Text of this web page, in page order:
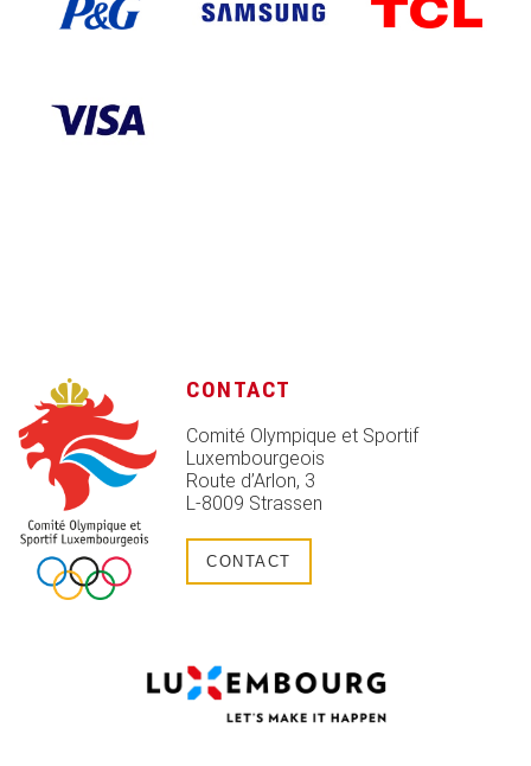
CONTACT
Comité Olympique et Sportif
Luxembourgeois
Route d’Arlon, 3
L-8009 Strassen
CONTACT